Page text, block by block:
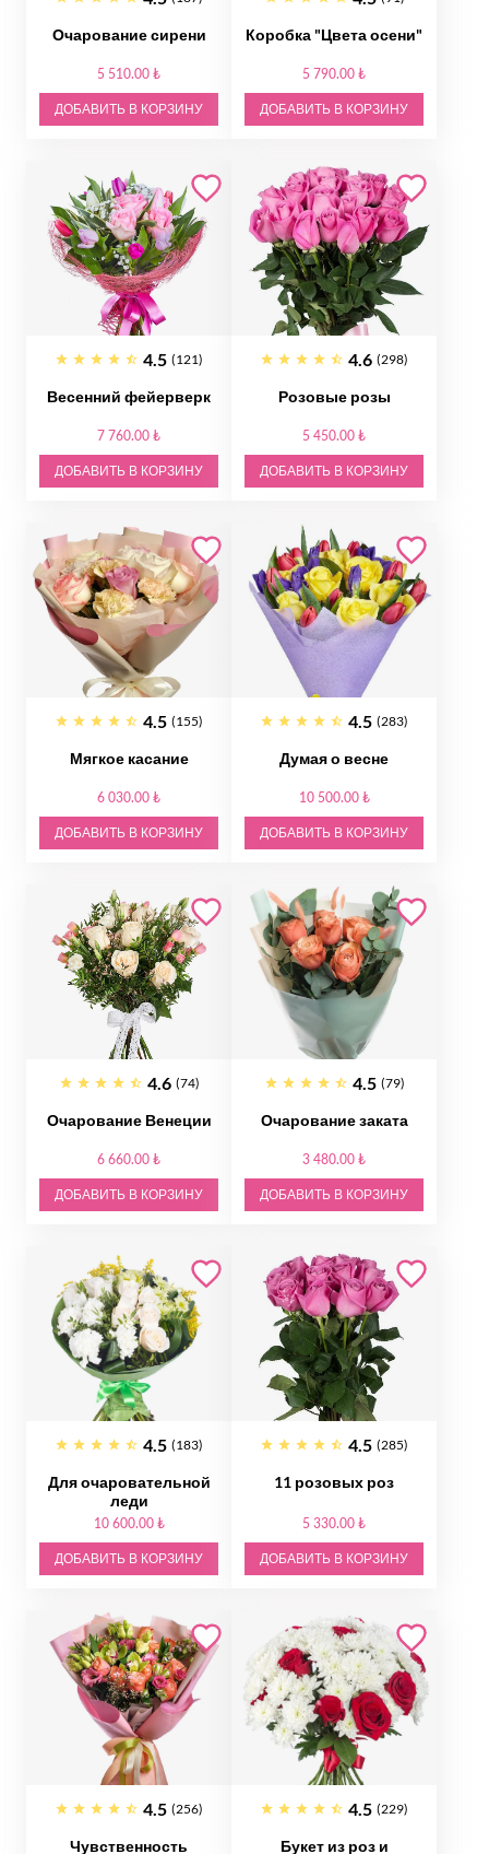
Очарование сирени
5 510.00 ₺
ДОБАВИТЬ В КОРЗИНУ
Коробка "Цвета осени"
5 790.00 ₺
ДОБАВИТЬ В КОРЗИНУ
4.5 (121)
Весенний фейерверк
7 760.00 ₺
ДОБАВИТЬ В КОРЗИНУ
4.6 (298)
Розовые розы
5 450.00 ₺
ДОБАВИТЬ В КОРЗИНУ
4.5 (155)
Мягкое касание
6 030.00 ₺
ДОБАВИТЬ В КОРЗИНУ
4.5 (283)
Думая о весне
10 500.00 ₺
ДОБАВИТЬ В КОРЗИНУ
4.6 (74)
Очарование Венеции
6 660.00 ₺
ДОБАВИТЬ В КОРЗИНУ
4.5 (79)
Очарование заката
3 480.00 ₺
ДОБАВИТЬ В КОРЗИНУ
4.5 (183)
Для очаровательной
леди
10 600.00 ₺
ДОБАВИТЬ В КОРЗИНУ
4.5 (285)
11 розовых роз
5 330.00 ₺
ДОБАВИТЬ В КОРЗИНУ
4.5 (256)
Чувственность
4.5 (229)
Букет из роз и